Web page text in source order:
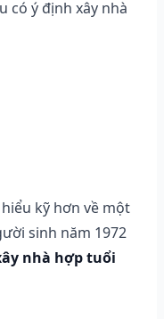
có ý định xây nhà
kỹ hơn về một
sinh năm 1972
nhà hợp tuổi